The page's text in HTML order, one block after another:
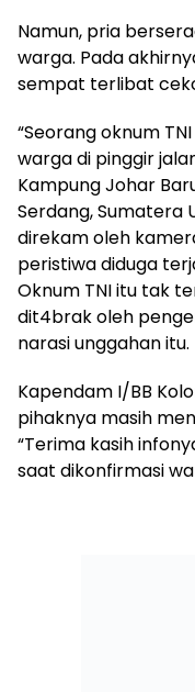
Namun, pria
warga. Pada
sempat terlibat
“Seorang oknum
warga di pinggir
Kampung Johar
Serdang, Sumatera
direkam oleh
peristiwa diduga
Oknum TNI itu tak
dit4brak oleh
narasi unggahan itu.
Kapendam I/BB
pihaknya masih
“Terima kasih
saat dikonfirmasi